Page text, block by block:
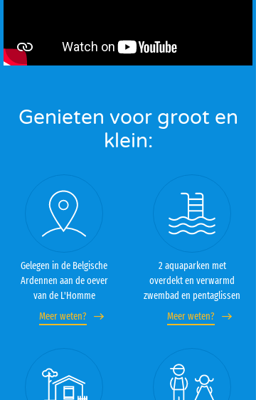
Genieten voor groot en
klein:
Gelegen in de Belgische
Ardennen aan de oever
van de L'Homme
Meer weten?
2 aquaparken met
overdekt en verwarmd
zwembad en pentaglissen
Meer weten?